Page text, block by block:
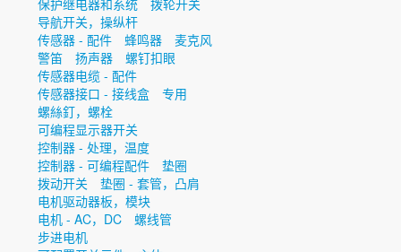
保护继电器和系统
拨轮开关
导航开关，操纵杆
传感器 - 配件
蜂鸣器
麦克风
警笛
扬声器
螺钉扣眼
传感器电缆 - 配件
传感器接口 - 接线盒
专用
螺絲釘，螺栓
可编程显示器开关
控制器 - 处理，温度
控制器 - 可编程配件
垫圈
拨动开关
垫圈 - 套管，凸肩
电机驱动器板，模块
电机 - AC，DC
螺线管
步进电机